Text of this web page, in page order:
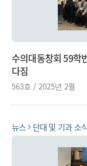
수의대동창회 59학
다짐
563호 / 2025년 2월
뉴스 단대 및 기과 소식